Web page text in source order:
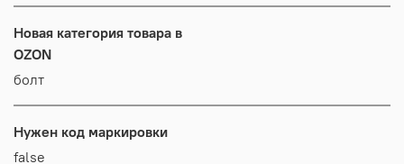
Новая категория товара в
OZON
болт
Нужен код маркировки
false